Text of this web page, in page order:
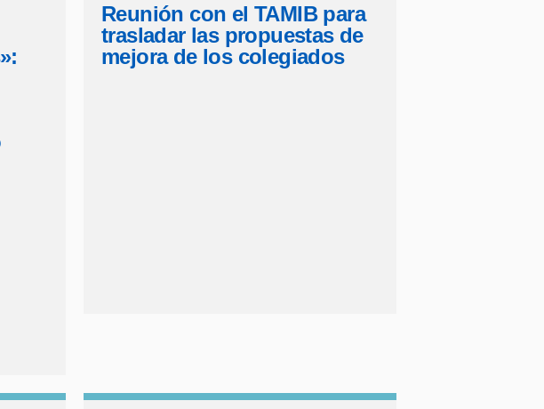
Reunión con el TAMIB para
trasladar las propuestas de
mejora de los colegiados